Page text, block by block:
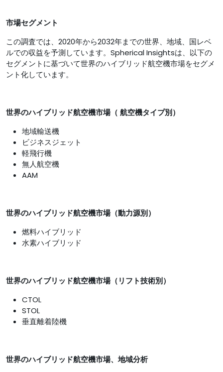
市場セグメント
この調査では、2020年から2032年までの世界、地域、国レベ
ルでの収益を予測しています。Spherical Insightsは、以下の
セグメントに基づいて世界のハイブリッド航空機市場をセグメ
ント化しています。
世界のハイブリッド航空機市場（ 航空機タイプ別）
地域輸送機
ビジネスジェット
軽飛行機
無人航空機
AAM
世界のハイブリッド航空機市場（動力源別）
燃料ハイブリッド
水素ハイブリッド
世界のハイブリッド航空機市場（リフト技術別）
CTOL
STOL
垂直離着陸機
世界のハイブリッド航空機市場、地域分析